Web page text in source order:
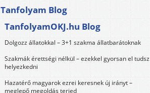
Tanfolyam Blog
TanfolyamOKJ.hu Blog
Dolgozz állatokkal – 3+1 szakma állatbarátoknak
Szakmák érettségi nélkül – ezekkel gyorsan el tudsz
helyezkedni
Hazatérő magyarok ezrei keresnek új irányt –
meglepő megoldás terjed